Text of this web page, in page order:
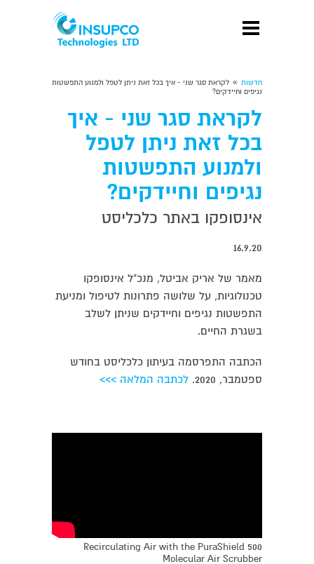
חדשות » לקראת סגר שני - איך בכל זאת ניתן לטפל ולמנוע התפשטות
נגיפים וחיידקים?
לקראת סגר שני - איך
בכל זאת ניתן לטפל
ולמנוע התפשטות
נגיפים וחיידקים?
אינסופקו באתר כלכליסט
16.9.20
מאמר של אריק אביטל, מנכ"ל אינסופקו
טכנולוגיות, על שלושה פתרונות לטיפול ומניעת
התפשטות נגיפים וחיידקים שניתן לשלב
בשגרת החיים.
הכתבה התפרסמה בעיתון כלכליסט בחודש
ספטמבר, 2020.
לכתבה המלאה >>>
Recirculating Air with the PuraShield 500
Molecular Air Scrubber